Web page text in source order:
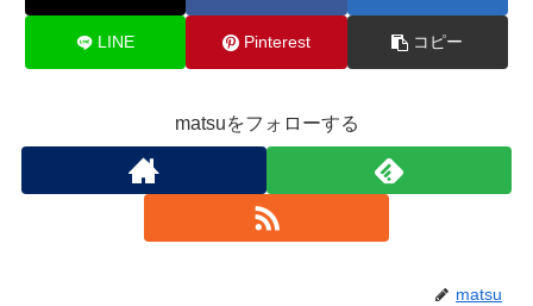
LINE Pinterest コピー
matsuをフォローする
matsu